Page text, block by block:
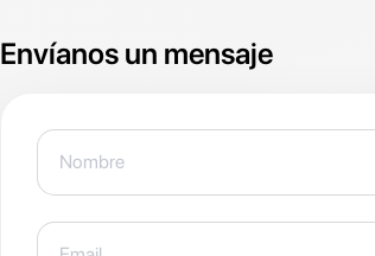
Envíanos un mensaje